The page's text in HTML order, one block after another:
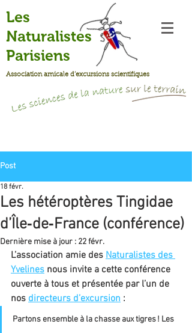
Les
Naturalistes
Parisiens
Association amicale d’excursions scientifiques
Post
Les hétéroptères Tingidae
d’Île‐de‐France (conférence)
18 févr.
Dernière mise à jour : 22 févr.
L’association amie des Naturalistes des
Yvelines nous invite a cette conférence
ouverte à tous et présentée par l’un de
nos directeurs d’excursion :
Partons ensemble à la chasse aux tigres ! Les